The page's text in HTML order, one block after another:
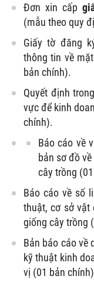
Đơn xin cấp
(mẫu theo quy
Giấy tờ đăng
thông tin về
bản chính).
Quyết định
vực để kinh
chính).
Báo cáo về
bản sơ đồ
cây trồng
Báo cáo về số
thuật, cơ sở vật
giống cây trồng
Bản báo cáo về
kỹ thuật kinh
vị (01 bản